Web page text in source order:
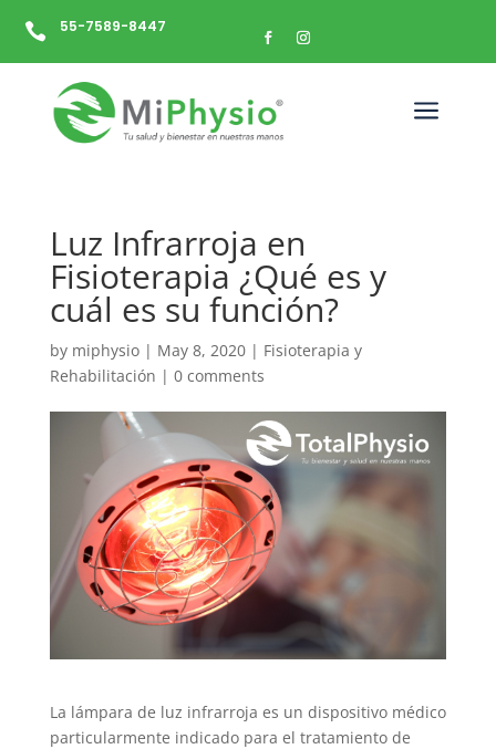
 55-7589-8447
a
Luz Infrarroja en
Fisioterapia ¿Qué es y
cuál es su función?
by miphysio| May 8, 2020| Fisioterapia y
Rehabilitación | 0 comments
La lámpara de luz infrarroja es un dispositivo médico
particularmente indicado para el tratamiento de